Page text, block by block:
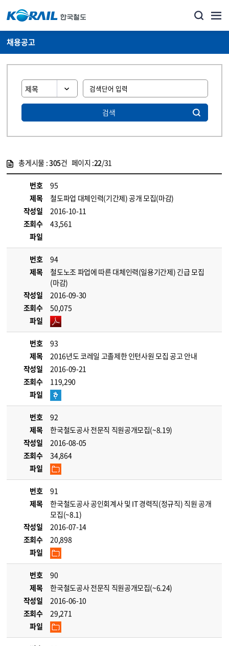
채용공고
검색
총게시물 :305건 페이지 :22/31
번호
95
제목
철도파업 대체인력(기간제) 공개 모집(마감)
작성일
2016-10-11
조회수
43,561
파일
번호
94
제목
철도노조 파업에 따른 대체인력(일용기간제) 긴급 모집
(마감)
작성일
2016-09-30
조회수
50,075
파일
번호
93
제목
2016년도 코레일 고졸제한 인턴사원 모집 공고 안내
작성일
2016-09-21
조회수
119,290
파일
번호
92
제목
한국철도공사 전문직 직원공개모집(~8.19)
작성일
2016-08-05
조회수
34,864
파일
번호
91
제목
한국철도공사 공인회계사 및 IT 경력직(정규직) 직원 공개
모집(~8.1)
작성일
2016-07-14
조회수
20,898
파일
번호
90
제목
한국철도공사 전문직 직원공개모집(~6.24)
작성일
2016-06-10
조회수
29,271
파일